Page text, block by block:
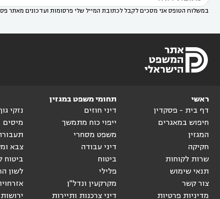
במשלוח הטופס אני מסכים לקבל לכתובת המייל שלי פרסומות ועדכונים מאתר
ראשי
דף בית - פסקדין
חיפוש במאגרים
המגזין
חקיקה
שרות לקוחות
תנאי שימוש
צור קשר
מדיניות פרטיות
תחומי משפט במגזין
דיני חוזים
ייפוי כוח מתמשך
משפט מסחרי
דיני עבודה
ביטוח
פלילי
מקרקעין ונדל"ן
דיני צרכנות ותיירות
נזקי
מיסים
צבא
ביטוח
לשון